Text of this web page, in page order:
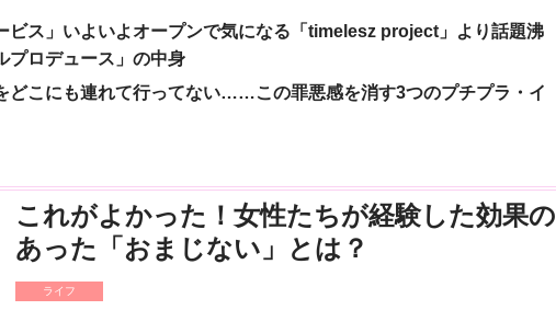
ビス」いよいよオープンで気になる「timelesz project」より話題沸
プロデュース」の中身
どこにも連れて行ってない……この罪悪感を消す3つのプチプラ・イ
これがよかった！女性たちが経験した効果の
あった「おまじない」とは？
ライフ